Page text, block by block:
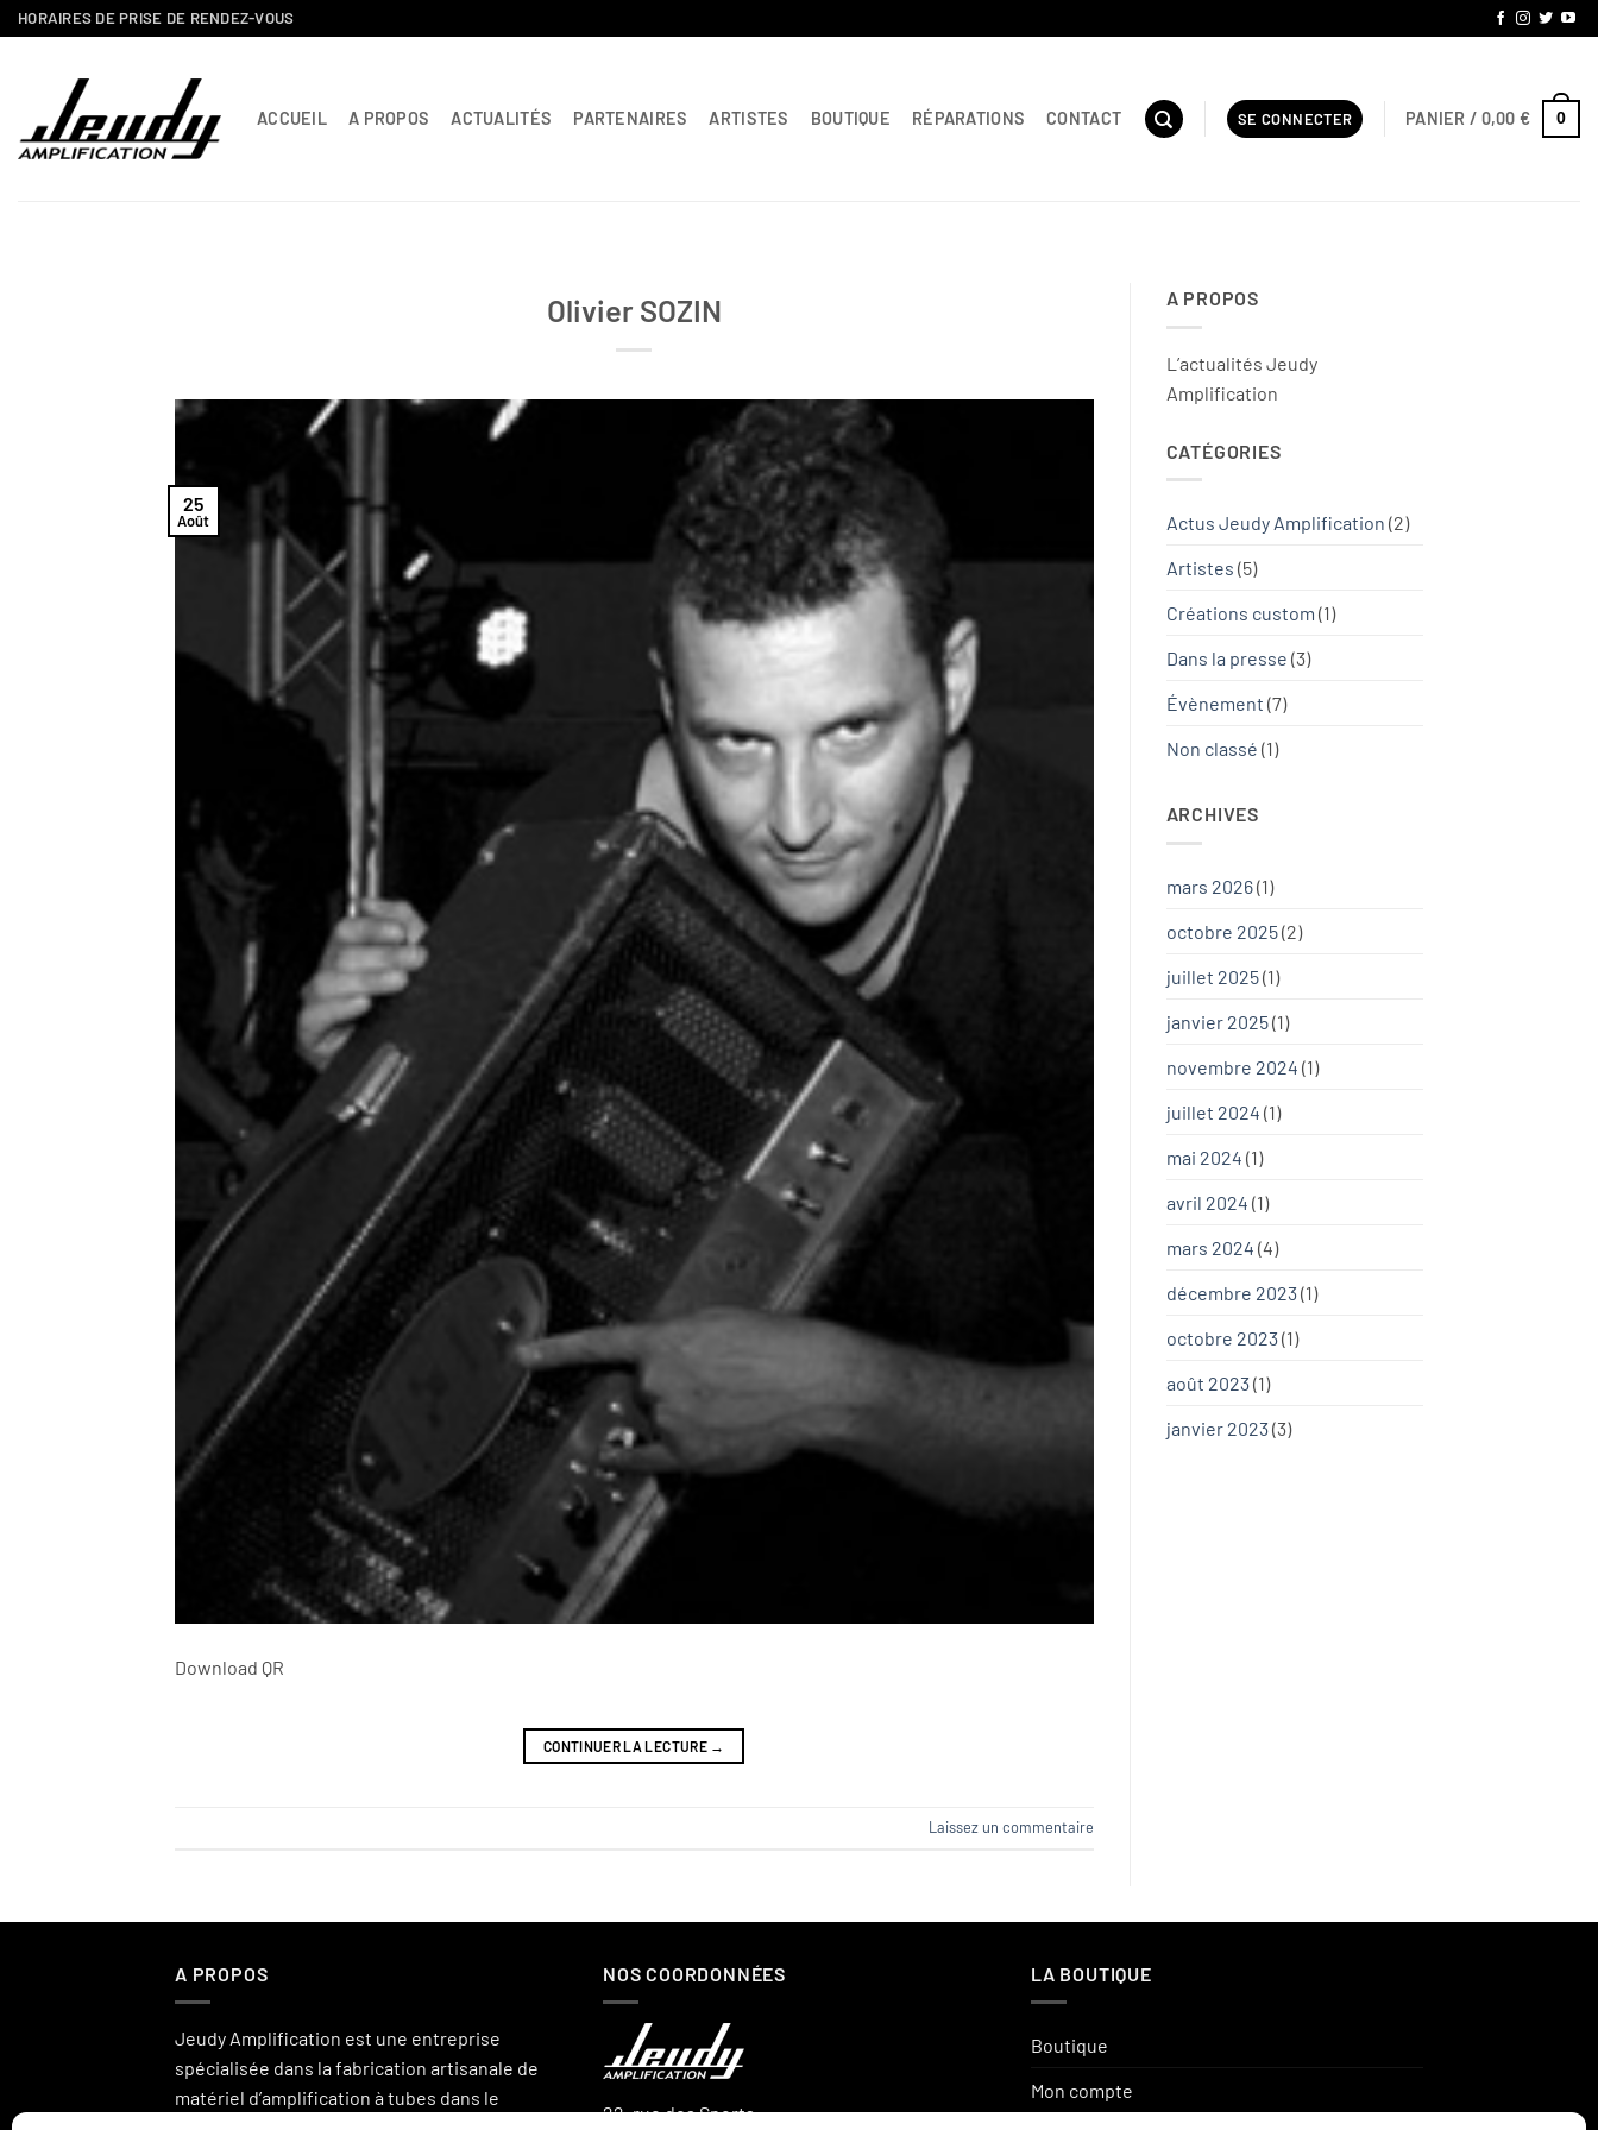
Passer
au
HORAIRES DE PRISE DE RENDEZ-VOUS
ACCUEIL A PROPOS ACTUALITÉS PARTENAIRES ARTISTES BOUTIQUE RÉPARATIONS CONTACT SE CONNECTER PANIER / 0,00€ 0
Olivier SOZIN
25
Août
Download QR
CONTINUER LA LECTURE →
Laissez un commentaire
A PROPOS
L’actualités Jeudy
Amplification
CATÉGORIES
Actus Jeudy Amplification (2)
Artistes (5)
Créations custom (1)
Dans la presse (3)
Évènement (7)
Non classé (1)
ARCHIVES
mars 2026(1)
octobre 2025(2)
juillet 2025(1)
janvier 2025(1)
novembre 2024 (1)
juillet 2024 (1)
mai 2024 (1)
avril 2024 (1)
mars 2024 (4)
décembre 2023(1)
octobre 2023(1)
août 2023(1)
janvier 2023(3)
A PROPOS
Jeudy Amplification est une entreprise
spécialisée dans la fabrication artisanale de
matériel d’amplification à tubes dans le
NOS COORDONNÉES
22, rue des Sports
LA BOUTIQUE
Boutique
Mon compte